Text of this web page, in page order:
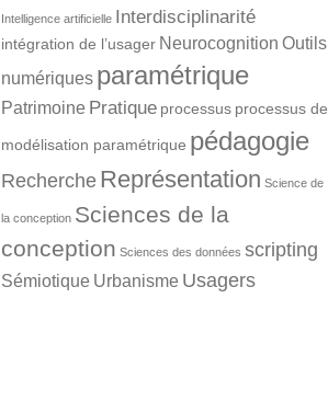
Intelligence artificielle Interdisciplinarité
intégration de l’usager Neurocognition Outils
numériques paramétrique
Patrimoine Pratique processus processus de
modélisation paramétrique pédagogie
RechercheReprésentation Science de
la conception Sciences de la
conception Sciences des données scripting
Sémiotique Urbanisme Usagers